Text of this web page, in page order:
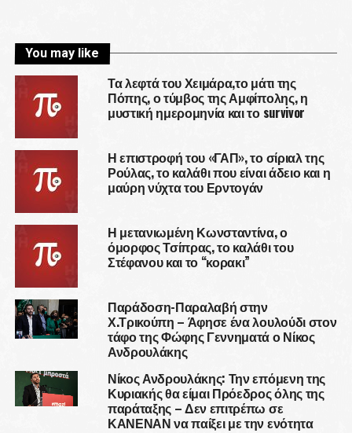
You may like
Τα λεφτά του Χειμάρα,το μάτι της
Πόπης, ο τύμβος της Αμφίπολης, η
μυστική ημερομηνία και το survivor
Η επιστροφή του «ΓΑΠ», το σίριαλ της
Ρούλας, το καλάθι που είναι άδειο και η
μαύρη νύχτα του Ερντογάν
Η μετανιωμένη Κωνσταντίνα, ο
όμορφος Τσίπρας, το καλάθι του
Στέφανου και το “κορακι”
Παράδοση-Παραλαβή στην
Χ.Τρικούπη – Άφησε ένα λουλούδι στον
τάφο της Φώφης Γεννηματά ο Νίκος
Ανδρουλάκης
Νίκος Ανδρουλάκης: Την επόμενη της
Κυριακής θα είμαι Πρόεδρος όλης της
παράταξης – Δεν επιτρέπω σε
ΚΑΝΕΝΑΝ να παίξει με την ενότητα